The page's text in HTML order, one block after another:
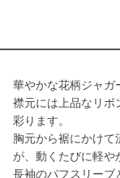
華やかな花柄ジャガ
襟元には上品なリボ
彩ります。
胸元から裾にかけ
が、動くたびに軽や
長袖のパフスリーブ